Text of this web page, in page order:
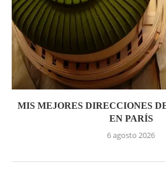
MIS MEJORES DIRECCIONES
EN PARÍS
6 agosto 2026